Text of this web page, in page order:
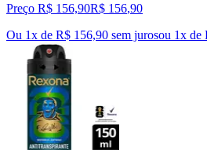
Preço R$ 156,90R$ 156,90
Ou 1x de R$ 156,90 sem jurosou 1x de